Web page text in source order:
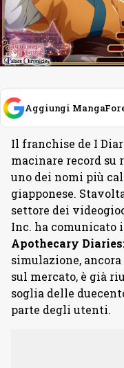
Aggiungi
Il franchise de I
macinare record su
uno dei nomi più
giapponese.
settore dei
Inc. ha
Apothecary
simulazione,
sul mercato, è già
soglia delle
parte degli utenti.